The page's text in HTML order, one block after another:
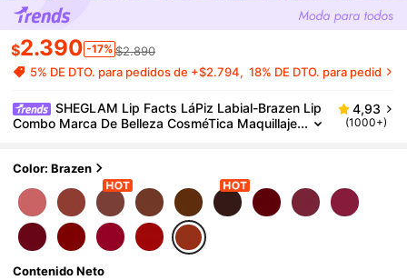
$2.390 -17% $2.890
5% DE DTO. para pedidos de +$2.794
18% DE DTO. para pedidos
SHEGLAM Lip Facts LáPiz Labial-Brazen Lip
Combo Marca De Belleza CosméTica Maquillaje
4,93
(1000+)
Color: Brazen
Contenido Neto